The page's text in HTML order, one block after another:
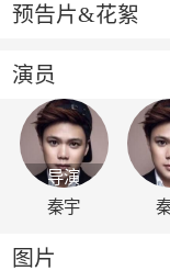
预告片&花絮
演员
导演
秦宇
图片